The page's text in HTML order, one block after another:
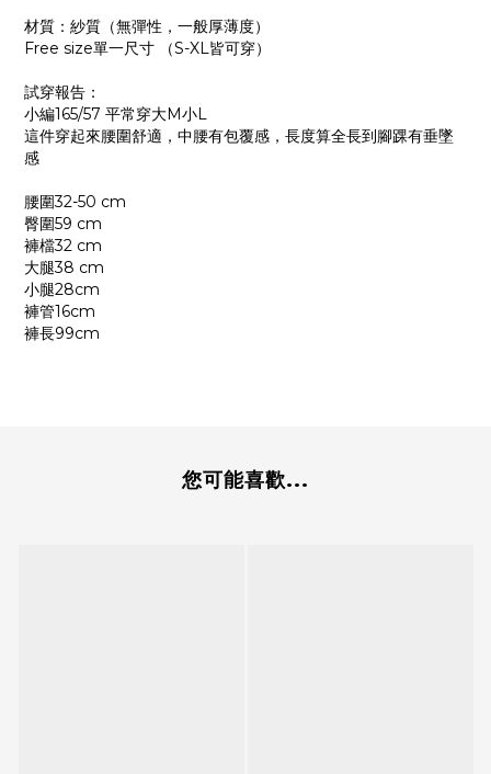
材質：紗質（無彈性，一般厚薄度）
Free size單一尺寸 （S-XL皆可穿）
試穿報告：
小編165/57 平常穿大M小L
這件穿起來腰圍舒適，中腰有包覆感，長度算全長到腳踝有垂墜
感
腰圍32-50 cm
臀圍59 cm
褲檔32 cm
大腿38 cm
小腿28cm
褲管16cm
褲長99cm
您可能喜歡...